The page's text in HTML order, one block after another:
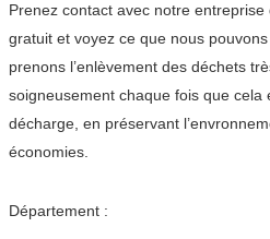
Prenez contact avec notre
gratuit et voyez ce que nous
prenons l’enlèvement des déchets
soigneusement chaque fois que cela
décharge, en préservant
économies.
Département :